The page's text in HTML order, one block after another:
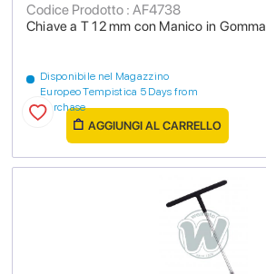
Chiave a T 12 mm con Manico in Gomma
Codice Prodotto : AF4738
Disponibile nel Magazzino
Europeo Tempistica 5 Days from
purchase
AGGIUNGI AL CARRELLO